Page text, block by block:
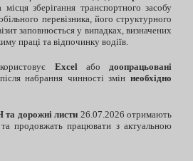
зберігання транспортного засобу
перевізника, його структурного
заповнюється у випадках, визначених
праці та відпочинку водіїв.
Excelабодоопрацьовані
набрання чинності змін необхідно
дорожні листи 26.07.2026 отримають
та продовжать працювати з актуальною